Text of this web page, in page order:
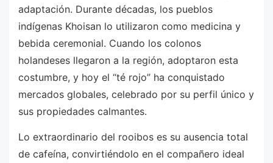
adaptación. Durante décadas, los pueblos
indígenas Khoisan lo utilizaron como medicina y
bebida ceremonial. Cuando los colonos
holandeses llegaron a la región, adoptaron esta
costumbre, y hoy el “té rojo” ha conquistado
mercados globales, celebrado por su perfil único y
sus propiedades calmantes.
Lo extraordinario del rooibos es su ausencia total
de cafeína, convirtiéndolo en el compañero ideal